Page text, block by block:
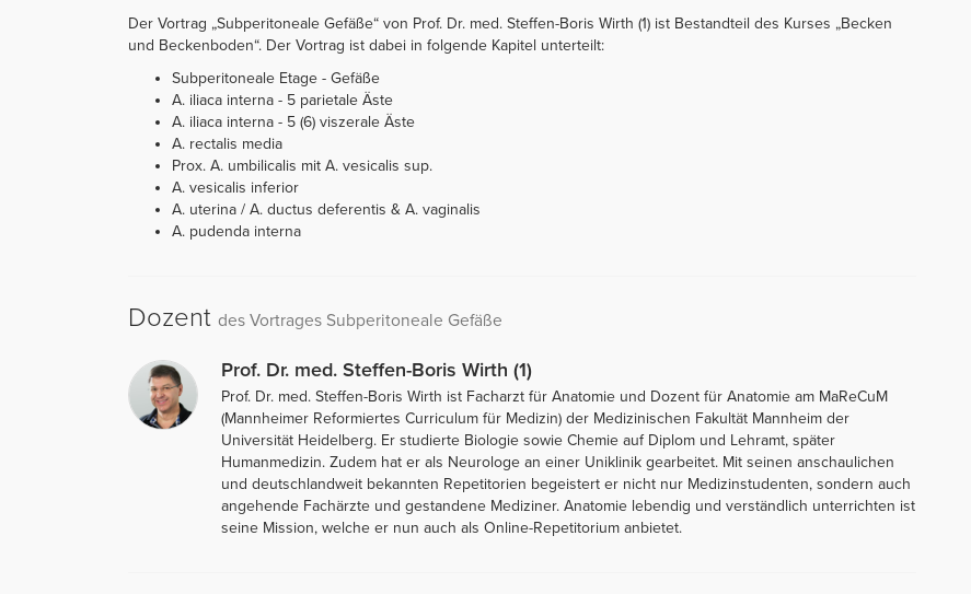
Der Vortrag „Subperitoneale Gefäße“ von Prof. Dr. med. Steffen-Boris Wirth (1) ist Bestandteil des Kurses „Becken
und Beckenboden“. Der Vortrag ist dabei in folgende Kapitel unterteilt:
Subperitoneale Etage - Gefäße
A. iliaca interna - 5 parietale Äste
A. iliaca interna - 5 (6) viszerale Äste
A. rectalis media
Prox. A. umbilicalis mit A. vesicalis sup.
A. vesicalis inferior
A. uterina / A. ductus deferentis & A. vaginalis
A. pudenda interna
Dozent des Vortrages Subperitoneale Gefäße
Prof. Dr. med. Steffen-Boris Wirth (1)
Prof. Dr. med. Steffen-Boris Wirth ist Facharzt für Anatomie und Dozent für Anatomie am MaReCuM
(Mannheimer Reformiertes Curriculum für Medizin) der Medizinischen Fakultät Mannheim der
Universität Heidelberg. Er studierte Biologie sowie Chemie auf Diplom und Lehramt, später
Humanmedizin. Zudem hat er als Neurologe an einer Uniklinik gearbeitet. Mit seinen anschaulichen
und deutschlandweit bekannten Repetitorien begeistert er nicht nur Medizinstudenten, sondern auch
angehende Fachärzte und gestandene Mediziner. Anatomie lebendig und verständlich unterrichten ist
seine Mission, welche er nun auch als Online-Repetitorium anbietet.